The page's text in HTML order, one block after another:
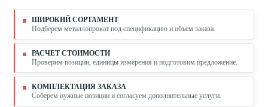
ШИРОКИЙ СОРТАМЕНТ
Подберем металлопрокат под спецификацию и объем заказа.
РАСЧЕТ СТОИМОСТИ
Проверим позиции, единицы измерения и подготовим предложение.
КОМПЛЕКТАЦИЯ ЗАКАЗА
Соберем нужные позиции и согласуем дополнительные услуги.